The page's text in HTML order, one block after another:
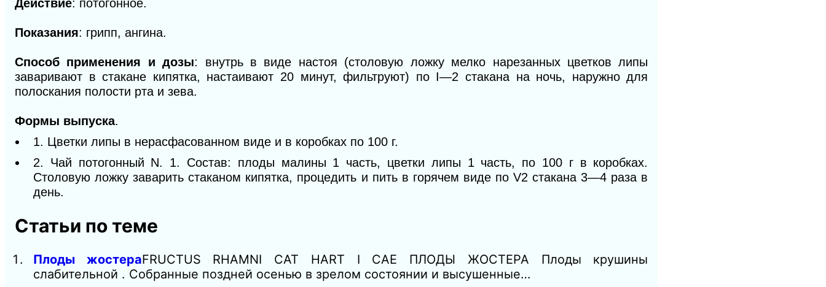
Действие: потогонное.
Показания: грипп, ангина.
Способ применения и дозы: внутрь в виде настоя (столовую ложку мелко нарезанных цветков липы
заваривают в стакане кипятка, настаивают 20 минут, фильтруют) по I—2 стакана на ночь, наружно для
полоскания полости рта и зева.
Формы выпуска.
1. Цветки липы в нерасфасованном виде и в коробках по 100 г.
2. Чай потогонный N. 1. Состав: плоды малины 1 часть, цветки липы 1 часть, по 100 г в коробках.
Столовую ложку заварить стаканом кипятка, процедить и пить в горячем виде по V2 стакана 3—4 раза в
день.
Статьи по теме
Плоды жостераFRUCTUS RHAMNI CAT HART I CAE ПЛОДЫ ЖОСТЕРА Плоды крушины
слабительной . Собранные поздней осенью в зрелом состоянии и высушенные…